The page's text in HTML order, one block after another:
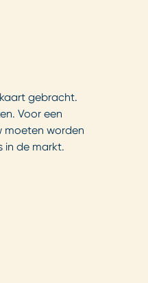
gebracht.
Voor een
moeten worden
in de markt.